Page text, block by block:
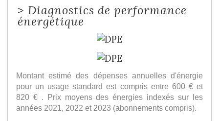
> Diagnostics de performance
énergétique
Montant estimé des dépenses annuelles d'énergie
pour un usage standard est compris entre 600 € et
820 € . Prix moyens des énergies indexés sur les
années 2021, 2022 et 2023 (abonnements compris).